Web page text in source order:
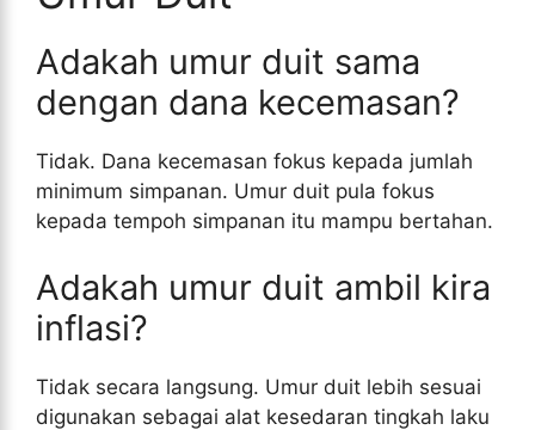
Adakah umur duit sama
dengan dana kecemasan?
Tidak. Dana kecemasan fokus kepada jumlah
minimum simpanan. Umur duit pula fokus
kepada tempoh simpanan itu mampu bertahan.
Adakah umur duit ambil kira
inflasi?
Tidak secara langsung. Umur duit lebih sesuai
digunakan sebagai alat kesedaran tingkah laku